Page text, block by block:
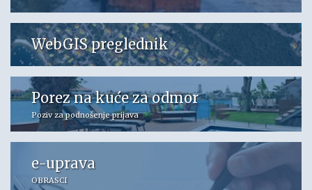
WebGIS preglednik
Porez na kuće za odmor
Poziv za podnošenje prijava
e-uprava
OBRASCI